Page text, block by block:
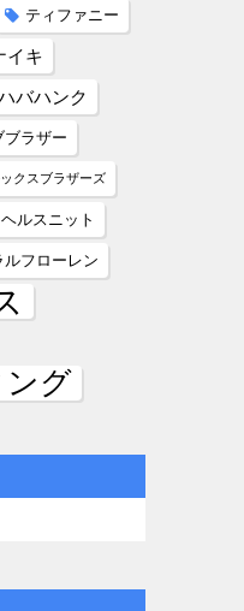
ティファニー
イキ
バハンク
ブラザー
クスブラザーズ
ヘルスニット
ルフローレン
ング